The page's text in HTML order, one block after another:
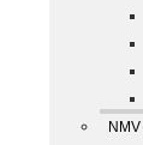
NMV